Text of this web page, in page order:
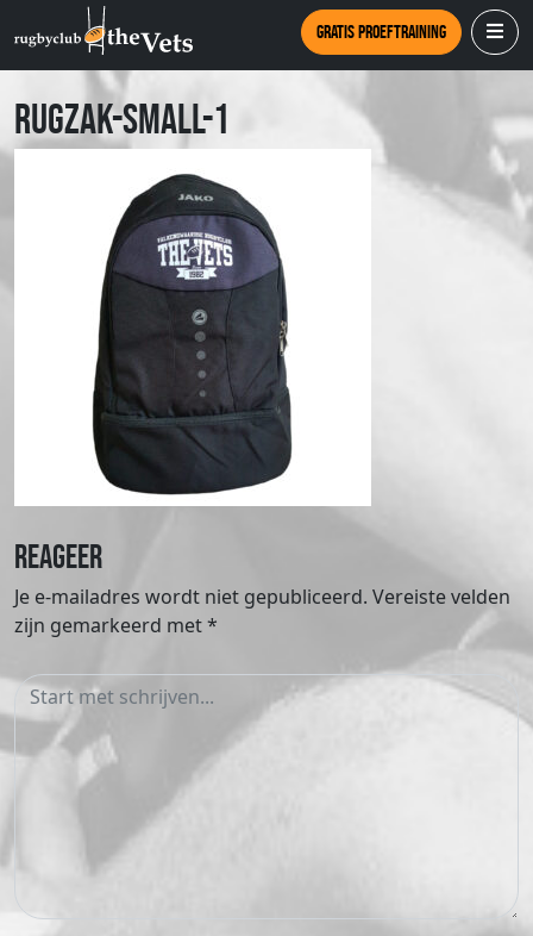
Gratis proeftraining
rugzak-small-1
Reageer
Je e-mailadres wordt niet gepubliceerd. Vereiste velden
zijn gemarkeerd met*